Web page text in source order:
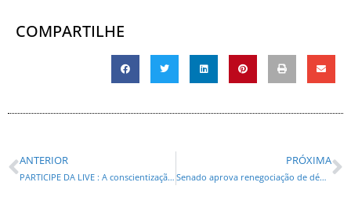
COMPARTILHE
ANTERIOR
PARTICIPE DA LIVE : A conscientização a respeito da diversidade sexual deve ser contínua
PRÓXIMA
Senado aprova renegociação de débitos fiscais para empresas no Simples